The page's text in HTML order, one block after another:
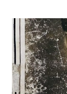
পেতে